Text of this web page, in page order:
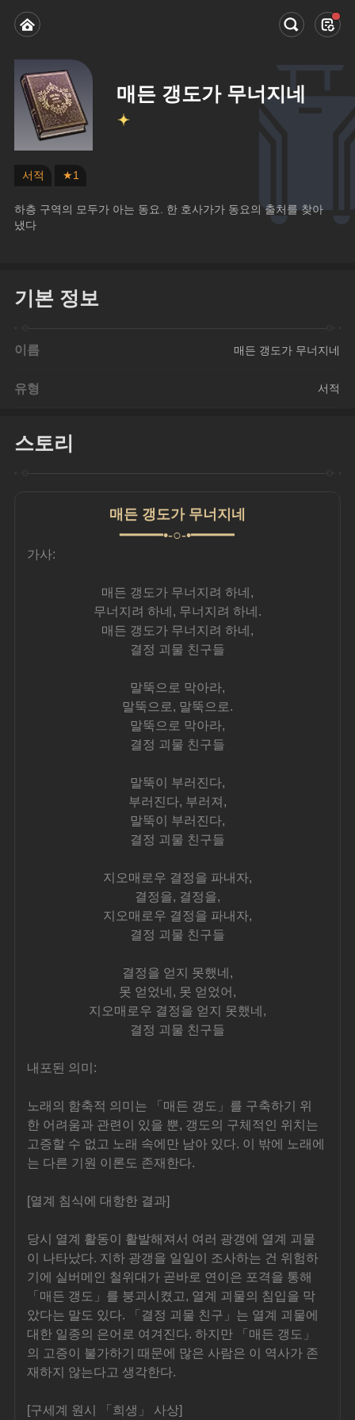
매든 갱도가 무너지네
서적 ★1
하층 구역의 모두가 아는 동요. 한 호사가가 동요의 출처를 찾아
냈다
기본 정보
이름 매든 갱도가 무너지네
유형 서적
스토리
매든 갱도가 무너지네
━━━━━•-○-•━━━━━
가사:
매든 갱도가 무너지려 하네,
무너지려 하네, 무너지려 하네.
매든 갱도가 무너지려 하네,
결정 괴물 친구들
말뚝으로 막아라,
말뚝으로, 말뚝으로.
말뚝으로 막아라,
결정 괴물 친구들
말뚝이 부러진다,
부러진다, 부러져,
말뚝이 부러진다,
결정 괴물 친구들
지오매로우 결정을 파내자,
결정을, 결정을,
지오매로우 결정을 파내자,
결정 괴물 친구들
결정을 얻지 못했네,
못 얻었네, 못 얻었어,
지오매로우 결정을 얻지 못했네,
결정 괴물 친구들
내포된 의미:
노래의 함축적 의미는 「매든 갱도」를 구축하기 위
한 어려움과 관련이 있을 뿐, 갱도의 구체적인 위치는
고증할 수 없고 노래 속에만 남아 있다. 이 밖에 노래에
는 다른 기원 이론도 존재한다.
[열계 침식에 대항한 결과]
당시 열계 활동이 활발해져서 여러 광갱에 열계 괴물
이 나타났다. 지하 광갱을 일일이 조사하는 건 위험하
기에 실버메인 철위대가 곧바로 연이은 포격을 통해
「매든 갱도」를 붕괴시켰고, 열계 괴물의 침입을 막
았다는 말도 있다. 「결정 괴물 친구」는 열계 괴물에
대한 일종의 은어로 여겨진다. 하지만 「매든 갱도」
의 고증이 불가하기 때문에 많은 사람은 이 역사가 존
재하지 않는다고 생각한다.
[구세계 원시 「희생」 사상]